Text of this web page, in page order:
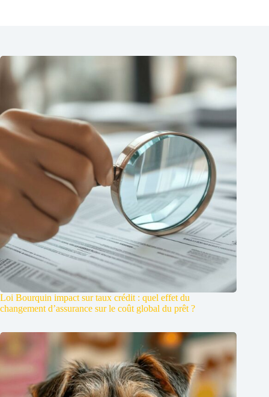
Loi Bourquin impact sur taux crédit : quel effet du
changement d’assurance sur le coût global du prêt ?